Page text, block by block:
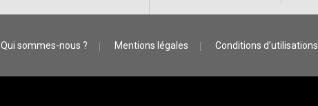
Qui sommes-nous ? Mentions légales Conditions d’utilisations